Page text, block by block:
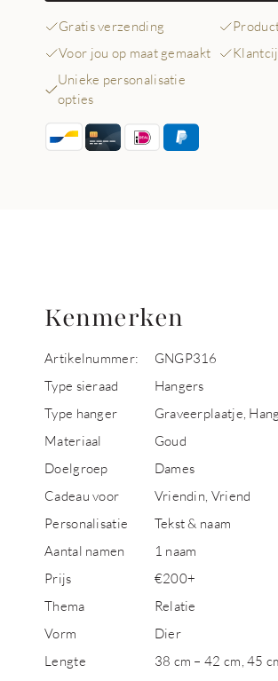
Gratis verzending
Voor jou op maat gemaakt
Unieke personalisatie
opties
Kenmerken
Artikelnummer:
GNGP316
Type sieraad
Hangers
Type hanger
Graveerplaatje,
Materiaal
Goud
Doelgroep
Dames
Cadeau voor
Vriendin, Vriend
Personalisatie
Tekst & naam
Aantal namen
1 naam
Prijs
€200+
Thema
Relatie
Vorm
Dier
Lengte
38 cm – 42 cm, 45